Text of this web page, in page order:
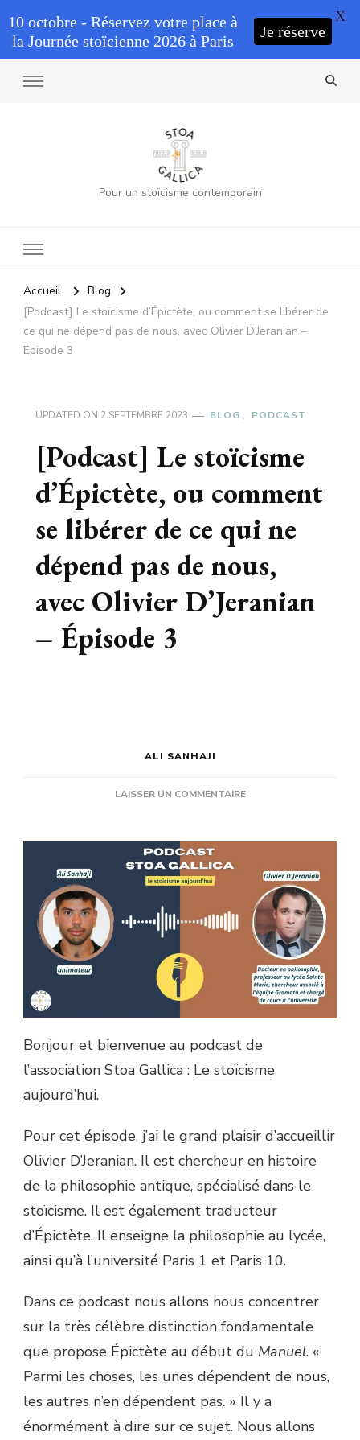
Pour un stoïcisme contemporain
Accueil
Blog
[Podcast] Le stoïcisme d’Épictète, ou comment se libérer de
ce qui ne dépend pas de nous, avec Olivier D’Jeranian –
Épisode 3
UPDATED ON 2 SEPTEMBRE 2023 BLOG PODCAST
[Podcast] Le stoïcisme
d’Épictète, ou comment
se libérer de ce qui ne
dépend pas de nous,
avec Olivier D’Jeranian
– Épisode 3
ALI SANHAJI
LAISSER UN COMMENTAIRESUR
STOÏCISME
COMMENT
SE
LIBÉRER
DE
QUI
NE
DE
NOUS,
AVEC
–
3
Bonjour et bienvenue au podcast de
l’association Stoa Gallica : Le stoïcisme
aujourd’hui.
Pour cet épisode, j’ai le grand plaisir d’accueillir
Olivier D’Jeranian. Il est chercheur en histoire
de la philosophie antique, spécialisé dans le
stoïcisme. Il est également traducteur
d’Épictète. Il enseigne la philosophie au lycée,
ainsi qu’à l’université Paris 1 et Paris 10.
Dans ce podcast nous allons nous concentrer
sur la très célèbre distinction fondamentale
que propose Épictète au début du Manuel. «
Parmi les choses, les unes dépendent de nous,
les autres n’en dépendent pas. » Il y a
énormément à dire sur ce sujet. Nous allons
10 octobre - Réservez votre place à
la Journée stoïcienne 2026 à Paris
Je réserve
X